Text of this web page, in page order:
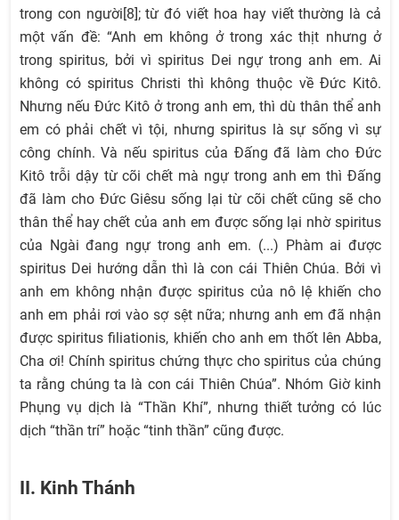
trong con người[8]; từ đó viết hoa hay viết thường là cả
một vấn đề: “Anh em không ở trong xác thịt nhưng ở
trong spiritus, bởi vì spiritus Dei ngự trong anh em. Ai
không có spiritus Christi thì không thuộc về Đức Kitô.
Nhưng nếu Đức Kitô ở trong anh em, thì dù thân thể anh
em có phải chết vì tội, nhưng spiritus là sự sống vì sự
công chính. Và nếu spiritus của Đấng đã làm cho Đức
Kitô trỗi dậy từ cõi chết mà ngự trong anh em thì Đấng
đã làm cho Đức Giêsu sống lại từ cõi chết cũng sẽ cho
thân thể hay chết của anh em được sống lại nhờ spiritus
của Ngài đang ngự trong anh em. (...) Phàm ai được
spiritus Dei hướng dẫn thì là con cái Thiên Chúa. Bởi vì
anh em không nhận được spiritus của nô lệ khiến cho
anh em phải rơi vào sợ sệt nữa; nhưng anh em đã nhận
được spiritus filiationis, khiến cho anh em thốt lên Abba,
Cha ơi! Chính spiritus chứng thực cho spiritus của chúng
ta rằng chúng ta là con cái Thiên Chúa”. Nhóm Giờ kinh
Phụng vụ dịch là “Thần Khí”, nhưng thiết tưởng có lúc
dịch “thần trí” hoặc “tinh thần” cũng được.
II. Kinh Thánh